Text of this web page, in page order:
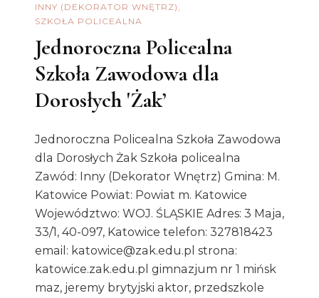
INNY (DEKORATOR WNĘTRZ)
SZKOŁA POLICEALNA
Jednoroczna Policealna
Szkoła Zawodowa dla
Dorosłych 'Żak’
Jednoroczna Policealna Szkoła Zawodowa
dla Dorosłych Żak Szkoła policealna
Zawód: Inny (Dekorator Wnętrz) Gmina: M.
Katowice Powiat: Powiat m. Katowice
Województwo: WOJ. ŚLĄSKIE Adres: 3 Maja,
33/1, 40-097, Katowice telefon: 327818423
email: katowice@zak.edu.pl strona:
katowice.zak.edu.pl gimnazjum nr 1 mińsk
maz, jeremy brytyjski aktor, przedszkole